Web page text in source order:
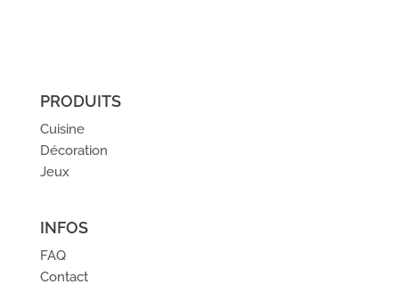
PRODUITS
Cuisine
Décoration
Jeux
INFOS
FAQ
Contact